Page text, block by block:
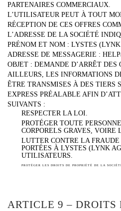
PARTENAIRES COMMERCIAUX.
L’UTILISATEUR PEUT À TOUT
RÉCEPTION DE CES OFFRES
L’ADRESSE DE LA SOCIÉTÉ
PRÉNOM ET NOM : LYSTES
ADRESSE DE MESSAGERIE :
OBJET : DEMANDE D’ARRÊT DES
AILLEURS, LES INFORMATIONS
ÊTRE TRANSMISES À DES TIERS
EXPRESS PRÉALABLE AFIN
SUIVANTS :
RESPECTER LA LOI.
PROTÉGER TOUTE
CORPORELS GRAVES, VOIRE
LUTTER CONTRE LA
PORTÉES À LYSTES (LYNK
UTILISATEURS.
PROTÉGER LES DROITS DE PROPRIÉTÉ DE LA
ARTICLE 9 – DROITS